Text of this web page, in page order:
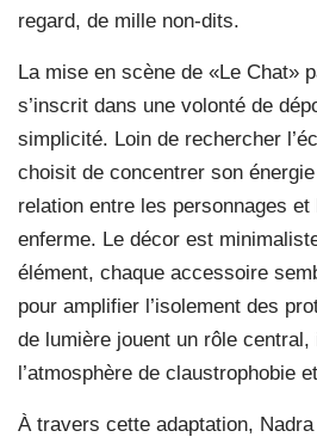
regard, de mille non-dits.
La mise en scène de «Le Chat»
s’inscrit dans une volonté de
simplicité. Loin de rechercher
choisit de concentrer son
relation entre les personnages et
enferme. Le décor est
élément, chaque accessoire
pour amplifier l’isolement des
de lumière jouent un rôle central,
l’atmosphère de claustrophobie
À travers cette adaptation,